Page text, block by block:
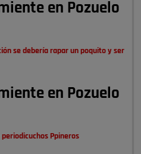
en Pozuelo
se debería rapar un poquito y ser
en Pozuelo
periodicuchos Ppineros